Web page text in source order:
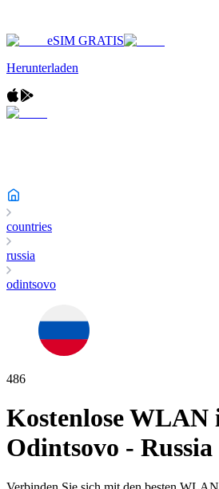
eSIM GRATIS
Herunterladen
countries
russia
odintsovo
486
Kostenlose WLAN
Odintsovo - Russia